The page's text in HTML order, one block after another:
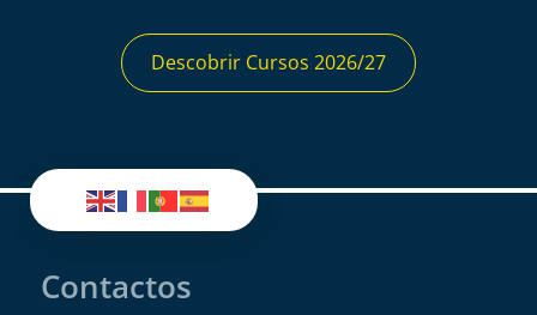
Descobrir Cursos 2026/27
Contactos